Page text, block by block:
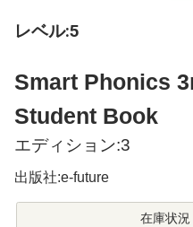
レベル:5
Smart Phonics
Student Book
エディション:3
出版社:e-future
在庫状況